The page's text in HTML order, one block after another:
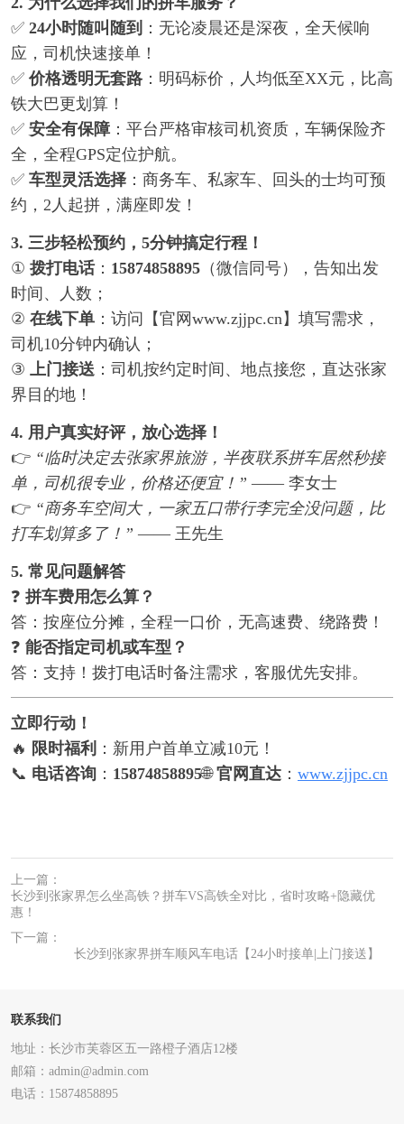
✅ 24小时随叫随到 ：无论凌晨还是深夜，全天候响
应，司机快速接单！
✅ 价格透明无套路 ：明码标价，人均低至XX元，比高
铁大巴更划算！
✅ 安全有保障：平台严格审核司机资质，车辆保险齐
全，全程GPS定位护航。
✅ 车型灵活选择 ：商务车、私家车、回头的士均可预
约，2人起拼，满座即发！
3. 三步轻松预约，5分钟搞定行程！
① 拨打电话： 15874858895 （微信同号），告知出发
时间、人数；
② 在线下单 ：访问【官网www.zjjpc.cn】填写需求，
司机10分钟内确认；
③ 上门接送 ：司机按约定时间、地点接您，直达张家
界目的地！
4. 用户真实好评，放心选择！
👉 “临时决定去张家界旅游，半夜联系拼车居然秒接
单，司机很专业，价格还便宜！” —— 李女士
👉 “商务车空间大，一家五口带行李完全没问题，比
打车划算多了！” —— 王先生
5. 常见问题解答
❓ 拼车费用怎么算？
答：按座位分摊，全程一口价，无高速费、绕路费！
❓ 能否指定司机或车型？
答：支持！拨打电话时备注需求，客服优先安排。
立即行动！
🔥 限时福利 ：新用户首单立减10元！
📞 电话咨询 ： 15874858895🌐官网直达 ： www.zjjpc.cn
上一篇：
长沙到张家界怎么坐高铁？拼车VS高铁全对比，省时攻略+隐藏优
惠！
下一篇：
长沙到张家界拼车顺风车电话【24小时接单|上门接送】
联系我们
地址：长沙市芙蓉区五一路橙子酒店12楼
邮箱：admin@admin.com
电话：15874858895